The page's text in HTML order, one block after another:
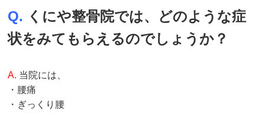
Q. くにや整骨院では、どのような症
状をみてもらえるのでしょうか？
A. 当院には、
・腰痛
・ぎっくり腰